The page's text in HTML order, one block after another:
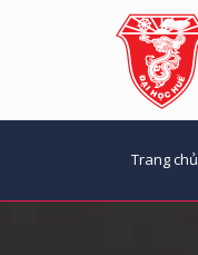
Trang chủ